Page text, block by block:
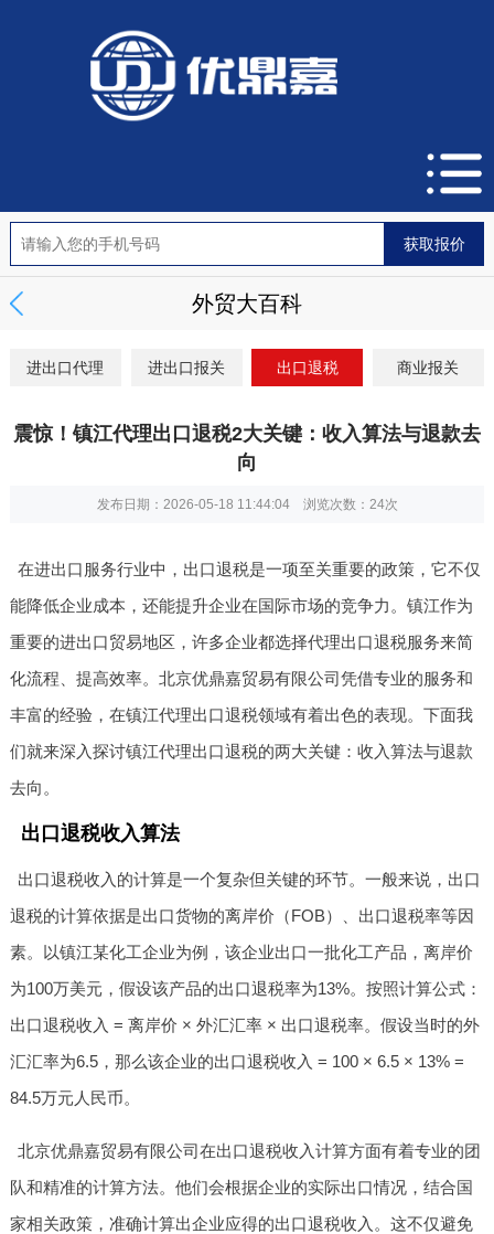
外贸大百科
进出口代理 进出口报关 出口退税 商业报关
震惊！镇江代理出口退税2大关键：收入算法与退款去
向
发布日期：2026-05-18 11:44:04 浏览次数： 24次
在进出口服务行业中，出口退税是一项至关重要的政策，它不仅
能降低企业成本，还能提升企业在国际市场的竞争力。镇江作为
重要的进出口贸易地区，许多企业都选择代理出口退税服务来简
化流程、提高效率。北京优鼎嘉贸易有限公司凭借专业的服务和
丰富的经验，在镇江代理出口退税领域有着出色的表现。下面我
们就来深入探讨镇江代理出口退税的两大关键：收入算法与退款
去向。
出口退税收入算法
出口退税收入的计算是一个复杂但关键的环节。一般来说，出口
退税的计算依据是出口货物的离岸价（FOB）、出口退税率等因
素。以镇江某化工企业为例，该企业出口一批化工产品，离岸价
为100万美元，假设该产品的出口退税率为13%。按照计算公式：
出口退税收入 = 离岸价 × 外汇汇率 × 出口退税率。假设当时的外
汇汇率为6.5，那么该企业的出口退税收入 = 100 × 6.5 × 13% =
84.5万元人民币。
北京优鼎嘉贸易有限公司在出口退税收入计算方面有着专业的团
队和精准的计算方法。他们会根据企业的实际出口情况，结合国
家相关政策，准确计算出企业应得的出口退税收入。这不仅避免